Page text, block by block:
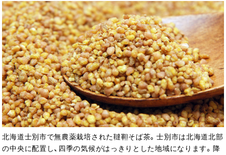
北海道士別市で無農薬栽培された韃靼そば茶。士別市は北海道北部
の中央に配置し、四季の気候がはっきりとした地域になります。降